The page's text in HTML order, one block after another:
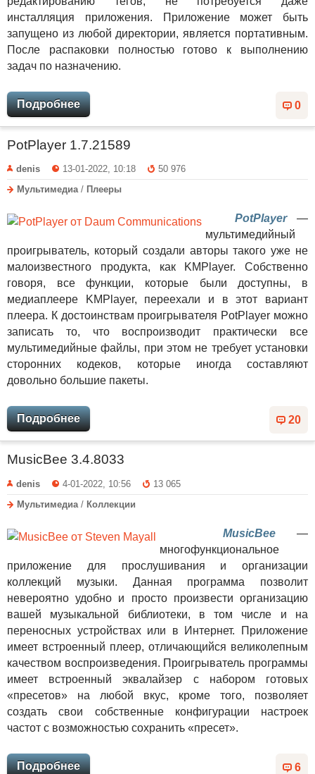
инсталляция приложения. Приложение может быть
запущено из любой директории, является портативным.
После распаковки полностью готово к выполнению
задач по назначению.
0
Подробнее
PotPlayer 1.7.21589
denis 13-01-2022, 10:18
50 976
Мультимедиа/ Плееры
PotPlayer —
мультимедийный
проигрыватель, который создали авторы такого уже не
малоизвестного продукта, как KMPlayer. Собственно
говоря, все функции, которые были доступны, в
медиаплеере KMPlayer, переехали и в этот вариант
плеера. К достоинствам проигрывателя PotPlayer можно
записать то, что воспроизводит практически все
мультимедийные файлы, при этом не требует установки
сторонних кодеков, которые иногда составляют
довольно большие пакеты.
20
Подробнее
MusicBee 3.4.8033
denis 4-01-2022, 10:56
13 065
Мультимедиа / Коллекции
MusicBee —
многофункциональное
приложение для прослушивания и организации
коллекций музыки. Данная программа позволит
невероятно удобно и просто произвести организацию
вашей музыкальной библиотеки, в том числе и на
переносных устройствах или в Интернет. Приложение
имеет встроенный плеер, отличающийся великолепным
качеством воспроизведения. Проигрыватель программы
имеет встроенный эквалайзер с набором готовых
«пресетов» на любой вкус, кроме того, позволяет
создать свои собственные конфигурации настроек
частот с возможностью сохранить «пресет».
6
Подробнее